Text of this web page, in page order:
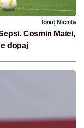
Ionuț Nichita
Cosmin Matei,
dopaj